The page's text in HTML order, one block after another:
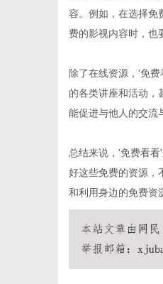
容。例如，在选择免
费的影视内容时，也
除了在线资源，'免
的各类讲座和活动，
能促进与他人的交流
总结来说，'免费看
好这些免费的资源，
和利用身边的免费资